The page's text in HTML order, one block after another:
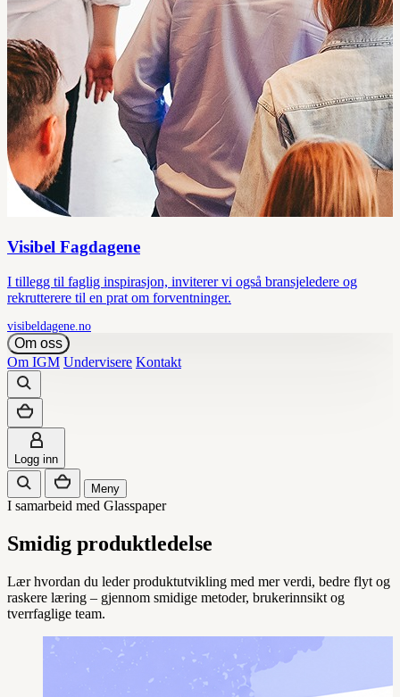
Visibel Fagdagene
I tillegg til faglig inspirasjon, inviterer vi også bransjeledere og
rekrutterere til en prat om forventninger.
visibeldagene.no
Om oss
Om IGM Undervisere Kontakt
Logg inn
Meny
I samarbeid med Glasspaper
Smidig produktledelse
Lær hvordan du leder produktutvikling med mer verdi, bedre flyt og
raskere læring – gjennom smidige metoder, brukerinnsikt og
tverrfaglige team.